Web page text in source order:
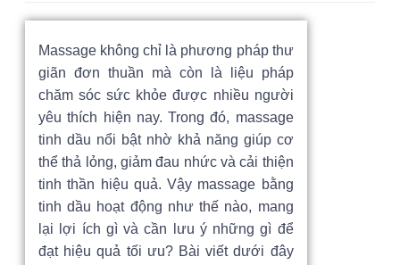
Massage không chỉ là phương pháp thư
giãn đơn thuần mà còn là liệu pháp
chăm sóc sức khỏe được nhiều người
yêu thích hiện nay. Trong đó, massage
tinh dầu nổi bật nhờ khả năng giúp cơ
thể thả lỏng, giảm đau nhức và cải thiện
tinh thần hiệu quả. Vậy massage bằng
tinh dầu hoạt động như thế nào, mang
lại lợi ích gì và cần lưu ý những gì để
đạt hiệu quả tối ưu? Bài viết dưới đây